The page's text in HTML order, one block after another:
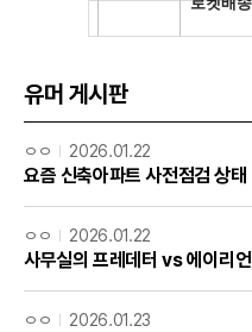
유머 게시판
ㅇㅇ 2026.01.22
요즘 신축아파트 사전점검 상태
ㅇㅇ 2026.01.22
사무실의 프레데터 vs 에이리언
ㅇㅇ 2026.01.23